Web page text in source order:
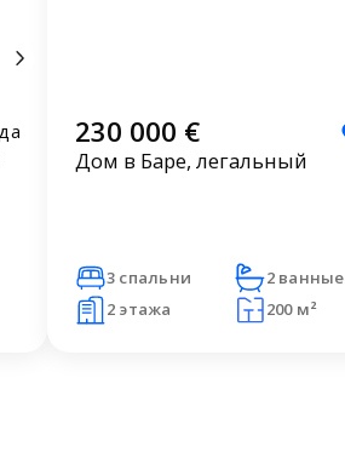
230 000 €
Дом в Баре, легальный
3 спальни
2 ванные
2 этажа
200 м²